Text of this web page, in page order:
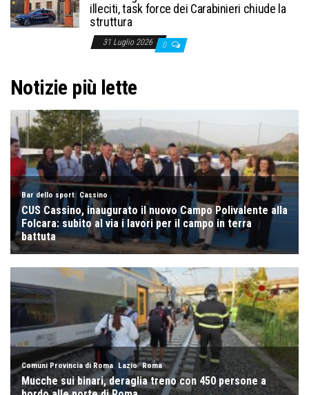
illeciti, task force dei Carabinieri chiude la
struttura
31 Luglio 2026 0
Notizie più lette